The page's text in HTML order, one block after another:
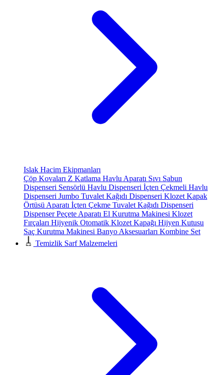
Islak Hacim Ekipmanları
Çöp Kovaları Z Katlama Havlu Aparatı Sıvı Sabun
Dispenseri Sensörlü Havlu Dispenseri İçten Çekmeli Havlu
Dispenseri Jumbo Tuvalet Kağıdı Dispenseri Klozet Kapak
Örtüsü Aparatı İçten Çekme Tuvalet Kağıdı Dispenseri
Dispenser Peçete Aparatı El Kurutma Makinesi Klozet
Fırçaları Hijyenik Otomatik Klozet Kapağı Hijyen Kutusu
Saç Kurutma Makinesi Banyo Aksesuarları Kombine Set
Temizlik Sarf Malzemeleri